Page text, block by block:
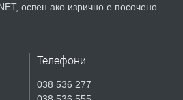
парцел в гр. Хасково кв.
освен ако изрично е посочено
Телефони
038 536 277